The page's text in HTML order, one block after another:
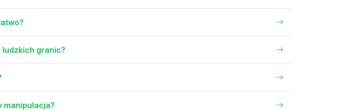
ludzkich granic?
manipulacja?